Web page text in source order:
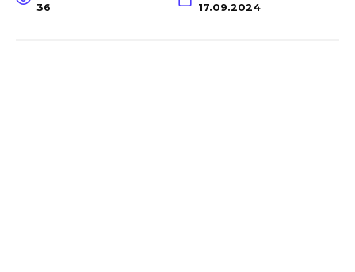
36 17.09.2024